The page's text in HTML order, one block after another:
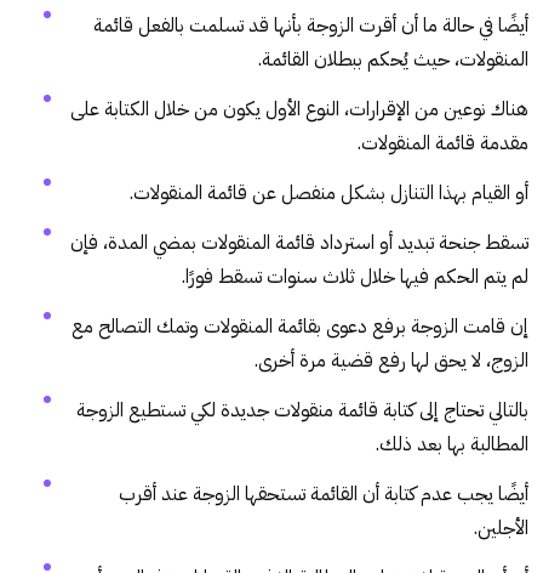
أيضًا في حالة ما أن أقرت الزوجة بأنها قد تسلمت بالفعل قائمة
المنقولات، حيث يُحكم ببطلان القائمة.
هناك نوعين من الإقرارات، النوع الأول يكون من خلال الكتابة على
مقدمة قائمة المنقولات.
أو القيام بهذا التنازل بشكل منفصل عن قائمة المنقولات.
تسقط جنحة تبديد أو استرداد قائمة المنقولات بمضي المدة، فإن
لم يتم الحكم فيها خلال ثلاث سنوات تسقط فورًا.
إن قامت الزوجة برفع دعوى بقائمة المنقولات وتمك التصالح مع
الزوج، لا يحق لها رفع قضية مرة أخرى.
بالتالي تحتاج إلى كتابة قائمة منقولات جديدة لكي تستطيع الزوجة
المطالبة بها بعد ذلك.
أيضًا يجب عدم كتابة أن القائمة تستحقها الزوجة عند أقرب
الأجلين.